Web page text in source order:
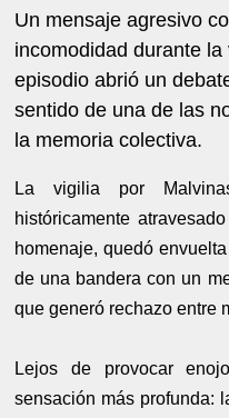
Un mensaje agresivo
incomodidad durante la
episodio abrió un
sentido de una de las
la memoria colectiva.
La vigilia por
históricamente
homenaje, quedó
de una bandera con un
que generó rechazo entre
Lejos de provocar
sensación más profunda: